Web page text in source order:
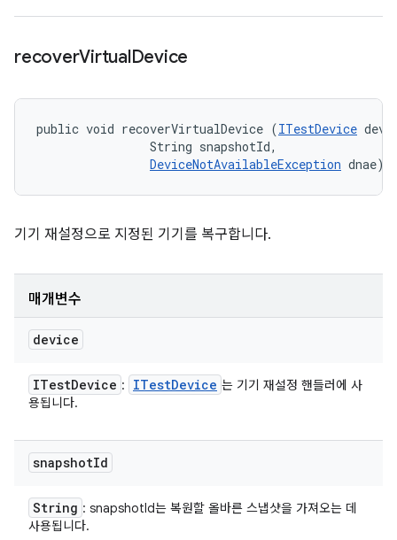
recoverVirtualDevice
public void recoverVirtualDevice (ITestDevice
                String snapshotId,
DeviceNotAvailableException dnae)
기기 재설정으로 지정된 기기를 복구합니다.
매개변수
device
ITestDevice : ITestDevice 는 기기 재설정 핸들러에 사
용됩니다.
snapshotId
String : snapshotId는 복원할 올바른 스냅샷을 가져오는 데
사용됩니다.